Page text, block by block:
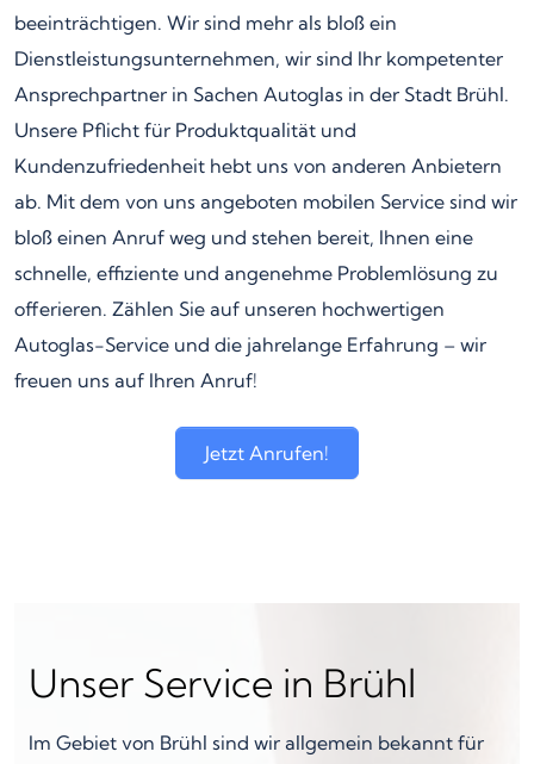
beeinträchtigen. Wir sind mehr als bloß ein
Dienstleistungsunternehmen, wir sind Ihr kompetenter
Ansprechpartner in Sachen Autoglas in der Stadt Brühl.
Unsere Pflicht für Produktqualität und
Kundenzufriedenheit hebt uns von anderen Anbietern
ab. Mit dem von uns angeboten mobilen Service sind wir
bloß einen Anruf weg und stehen bereit, Ihnen eine
schnelle, effiziente und angenehme Problemlösung zu
offerieren. Zählen Sie auf unseren hochwertigen
Autoglas-Service und die jahrelange Erfahrung – wir
freuen uns auf Ihren Anruf!
Jetzt Anrufen!
Unser Service in Brühl
Im Gebiet von Brühl sind wir allgemein bekannt für